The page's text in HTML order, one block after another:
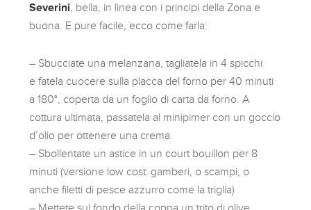
Severini , bella, in linea con i principi della Zona e
buona. E pure facile, ecco come farla:
– Sbucciate una melanzana, tagliatela in 4 spicchi
e fatela cuocere sulla placca del forno per 40 minuti
a 180°, coperta da un foglio di carta da forno. A
cottura ultimata, passatela al minipimer con un goccio
d’olio per ottenere una crema.
– Sbollentate un astice in un court bouillon per 8
minuti (versione low cost: gamberi, o scampi, o
anche filetti di pesce azzurro come la triglia)
– Mettete sul fondo della coppa un trito di olive